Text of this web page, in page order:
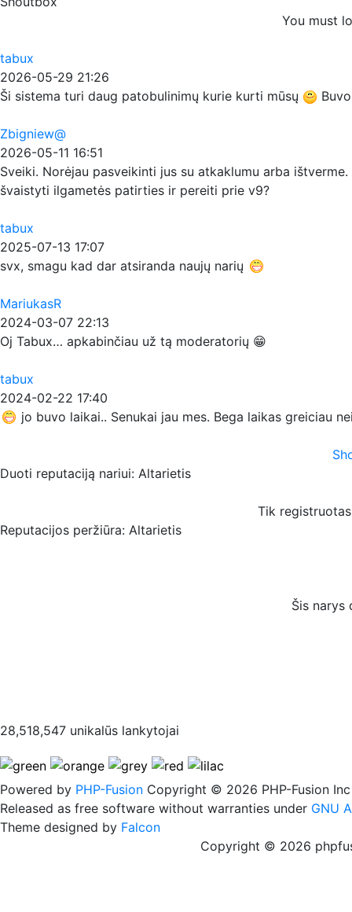
You must
tabux
2026-05-29 21:26
Ši sistema turi daug patobulinimų kurie kurti mūsų
Zbigniew@
2026-05-11 16:51
Sveiki. Norėjau pasveikinti jus su atkaklumu arba
švaistyti ilgametės patirties ir pereiti prie v9?
tabux
2025-07-13 17:07
svx, smagu kad dar atsiranda naujų narių
MariukasR
2024-03-07 22:13
Oj Tabux… apkabinčiau už tą moderatorių 😁
tabux
2024-02-22 17:40
jo buvo laikai.. Senukai jau mes. Bega laikas greiciau
Duoti reputaciją nariui: Altarietis
Tik
Reputacijos peržiūra: Altarietis
Šis narys
28,518,547 unikalūs lankytojai
Powered by PHP-Fusion Copyright © 2026 PHP-Fusion Inc
Released as free software without warranties under GNU
Theme designed by Falcon
Copyright © 2026